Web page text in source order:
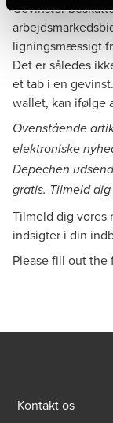
Gevinster
ligningsmæssigt
Det er således
et tab i en
wallet, kan ifølge
Ovenstående
elektroniske
Depechen
gratis. Tilmeld dig
Tilmeld dig vores
indsigter i din
Please fill out
Kontakt os